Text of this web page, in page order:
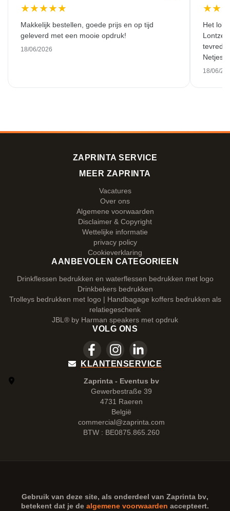
★★★★★
Makkelijk bestellen, goede prijs en op tijd
geleverd met een mooie opdruk!
18/06/2026
★★
Het
Netjes
18/06/
ZAPRINTA SERVICE
MEER ZAPRINTA
Vacatures
Over ons
Algemene voorwaarden
Disclaimer & Copyright
Wettelijke informatie
privacy policy
Cookieverklaring
AANBEVOLEN CATEGORIEEN
Drinkflessen bedrukken en waterflessen bedrukken met logo
Drinkbekers bedrukken
Trolleys bedrukken met logo | Handbagage koffers bedrukken als
relatiegeschenk
JBL® by Harman speakers met opdruk
VOLG ONS
KLANTENSERVICE
Zaprinta - Eventus bv
Gewerbestraße 39
4731 Raeren
België
commercial@zaprinta.com
BTW : BE0875.865.260
Gebruik van deze site, als onderdeel van Zaprinta bv,
betekent dat je de algemene voorwaarden accepteert.